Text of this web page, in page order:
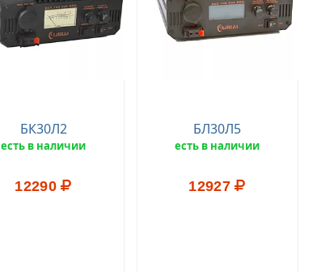
БК30Л2
есть в наличии
12290
БЛ30Л5
есть в наличии
12927